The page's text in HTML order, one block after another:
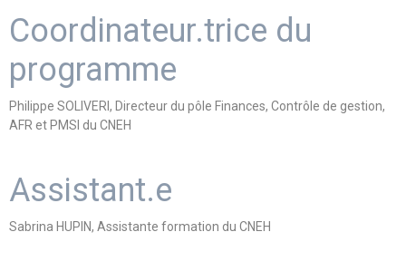
Coordinateur.trice du
programme
Philippe SOLIVERI, Directeur du pôle Finances, Contrôle de gestion,
AFR et PMSI du CNEH
Assistant.e
Sabrina HUPIN, Assistante formation du CNEH